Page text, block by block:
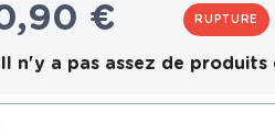
€ RUPTURE
Il n'y a pas assez de produits